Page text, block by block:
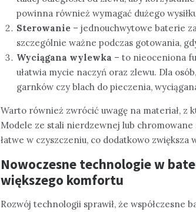
powinna również wymagać dużego
Sterowanie – jednouchwytowe baterie
szczególnie ważne podczas gotowania,
Wyciągana wylewka – to nieoceniona
ułatwia mycie naczyń oraz zlewu. Dla
garnków czy blach do pieczenia,
Warto również zwrócić uwagę na materiał, z
Modele ze stali nierdzewnej lub
łatwe w czyszczeniu, co dodatkowo zwiększa
Nowoczesne technologie w
większego komfortu
Rozwój technologii sprawił, że współczesne